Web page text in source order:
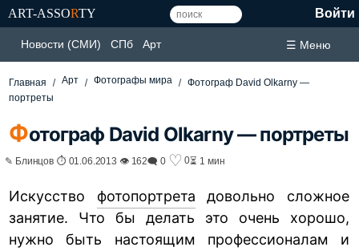
ART-ASSORTY Войти
Новости (СМИ) СПб Арт ☰ Меню
Главная Арт Фотографы мира
Фотограф David Olkarny —
портреты
Фотограф David Olkarny — портреты
✎ Блинцов ⏱ 01.06.2013 👁 162🗨 0 ♡ 0⏳ 1 мин
Искусство фотопортрета довольно сложное
занятие. Что бы делать это очень хорошо,
нужно быть настоящим профессионалам и